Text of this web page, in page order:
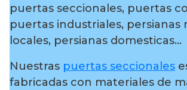
puertas seccionales, puertas
puertas industriales, persianas
locales, persianas domesticas…
Nuestras puertas seccionales
fabricadas con materiales de